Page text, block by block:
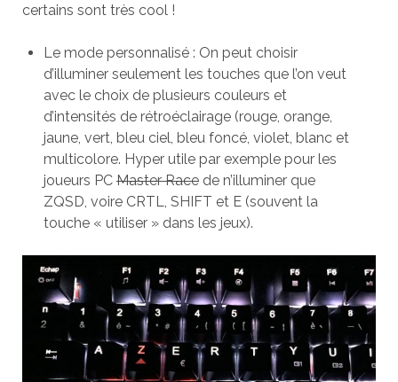
certains sont très cool !
Le mode personnalisé : On peut choisir
d’illuminer seulement les touches que l’on veut
avec le choix de plusieurs couleurs et
d’intensités de rétroéclairage (rouge, orange,
jaune, vert, bleu ciel, bleu foncé, violet, blanc et
multicolore. Hyper utile par exemple pour les
joueurs PCMaster Racede n’illuminer que
ZQSD, voire CRTL, SHIFT et E (souvent la
touche « utiliser » dans les jeux).